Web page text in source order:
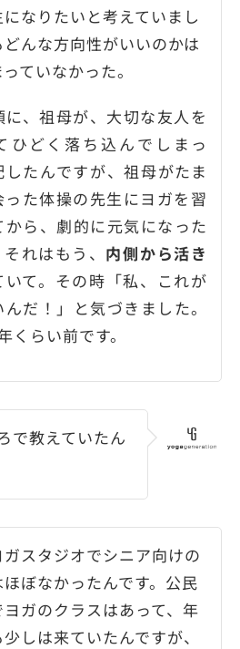
なりたいと考えていまし
んな方向性がいいのかは
ていなかった。
に、祖母が、大切な友人を
ひどく落ち込んでしまっ
したんですが、祖母がたま
った体操の先生にヨガを習
から、劇的に元気になった
れはもう、 内側から活き
いて。その時「私、これが
だ！」と気づきました。
くらい前です。
で教えていたん
ガスタジオでシニア向けの
ぼなかったんです。公民
ガのクラスはあって、年
しは来ていたんですが、